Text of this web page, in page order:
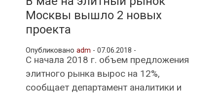
рубрики
Москвы вышло 2 новых
проекта
Опубликовано adm - 07.06.2018 -
С начала 2018 г. объем предложения
элитного рынка вырос на 12%,
сообщает департамент аналитики и